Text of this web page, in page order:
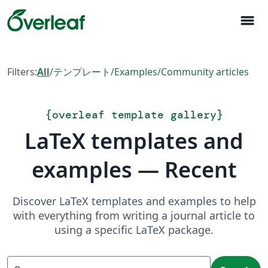
menu
Filters:All/テンプレート/Examples/Community articles
{overleaf template gallery}
LaTeX templates and
examples — Recent
Discover LaTeX templates and examples to help
with everything from writing a journal article to
using a specific LaTeX package.